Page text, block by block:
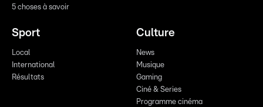
5 choses à savoir
Sport
Local
International
Résultats
Culture
News
Musique
Gaming
Ciné & Series
Programme cinéma